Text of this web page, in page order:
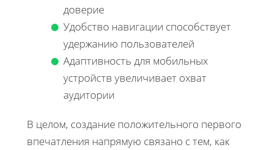
доверие
Удобство навигации способствует
удержанию пользователей
Адаптивность для мобильных
устройств увеличивает охват
аудитории
В целом, создание положительного первого
впечатления напрямую связано с тем, как